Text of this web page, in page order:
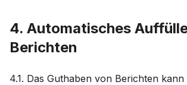
4. Automatisches
Berichten
4.1. Das Guthaben von Berichten